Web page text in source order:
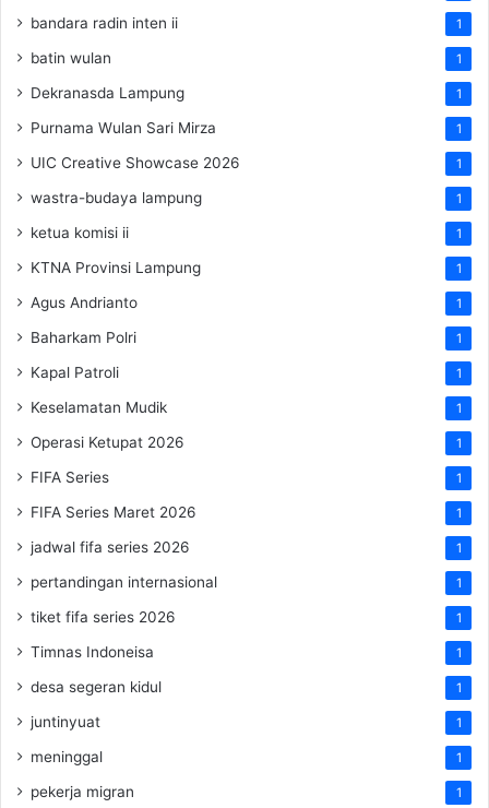
bandara radin inten ii 1
batin wulan 1
Dekranasda Lampung 1
Purnama Wulan Sari Mirza 1
UIC Creative Showcase 2026 1
wastra-budaya lampung 1
ketua komisi ii 1
KTNA Provinsi Lampung 1
Agus Andrianto 1
Baharkam Polri 1
Kapal Patroli 1
Keselamatan Mudik 1
Operasi Ketupat 2026 1
FIFA Series 1
FIFA Series Maret 2026 1
jadwal fifa series 2026 1
pertandingan internasional 1
tiket fifa series 2026 1
Timnas Indoneisa 1
desa segeran kidul 1
juntinyuat 1
meninggal 1
pekerja migran 1